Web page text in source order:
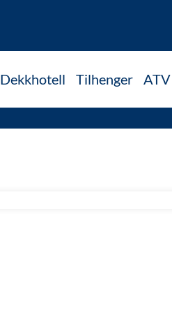
Dekkhotell Tilhenger ATV